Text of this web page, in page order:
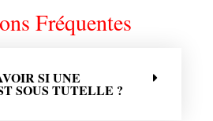
Fréquentes
SI UNE
SOUS TUTELLE ?